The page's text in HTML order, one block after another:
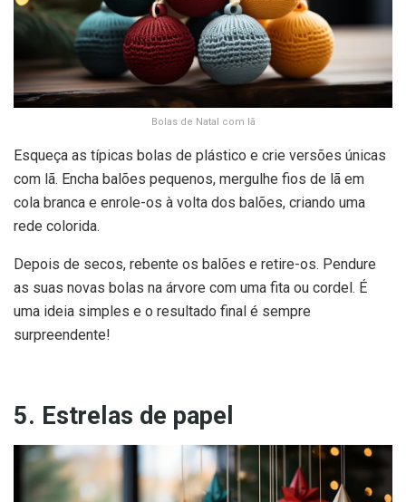
Bolas de Natal com lã
Esqueça as típicas bolas de plástico e crie versões únicas
com lã. Encha balões pequenos, mergulhe fios de lã em
cola branca e enrole-os à volta dos balões, criando uma
rede colorida.
Depois de secos, rebente os balões e retire-os. Pendure
as suas novas bolas na árvore com uma fita ou cordel. É
uma ideia simples e o resultado final é sempre
surpreendente!
5. Estrelas de papel